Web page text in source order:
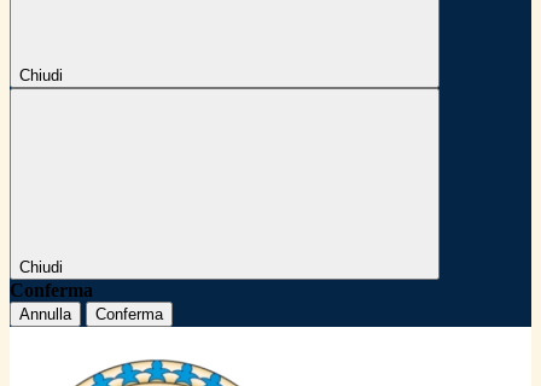
Chiudi
Chiudi
Conferma
Annulla Conferma